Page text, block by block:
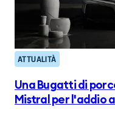
ATTUALITÀ
Una Bugatti di
Mistral per l'addio